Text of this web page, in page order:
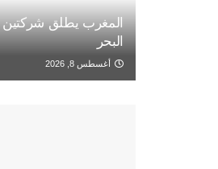
المغرب يطلق شركتين
البحر
أغسطس 8, 2026